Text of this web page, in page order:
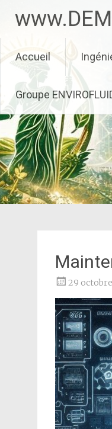
contenu
Accueil
Groupe
29